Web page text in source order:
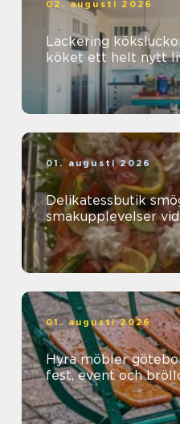
02. augusti 2026
Lackering köksluckor
köket ett helt nytt
01. augusti 2026
Delikatessbutik
smakupplevelser
01. augusti 2026
Hyra möbler göteborg smarta
fest, event och